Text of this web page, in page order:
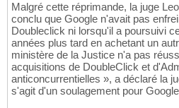
Malgré cette réprimande, la juge
conclu que Google n'avait pas
Doubleclick ni lorsqu'il a poursuivi
années plus tard en achetant un
ministère de la Justice n'a pas
acquisitions de DoubleClick et
anticoncurrentielles », a déclaré la
s'agit d'un soulagement pour